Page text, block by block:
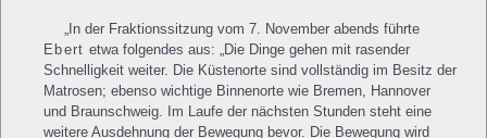
„In der Fraktionssitzung vom 7. November abends führte
Ebert etwa folgendes aus: „Die Dinge gehen mit rasender
Schnelligkeit weiter. Die Küstenorte sind vollständig im Besitz der
Matrosen; ebenso wichtige Binnenorte wie Bremen, Hannover
und Braunschweig. Im Laufe der nächsten Stunden steht eine
weitere Ausdehnung der Bewegung bevor. Die Bewegung wird